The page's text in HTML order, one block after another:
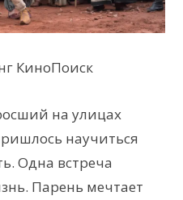
КиноПоиск
на улицах
научиться
Одна встреча
Парень мечтает